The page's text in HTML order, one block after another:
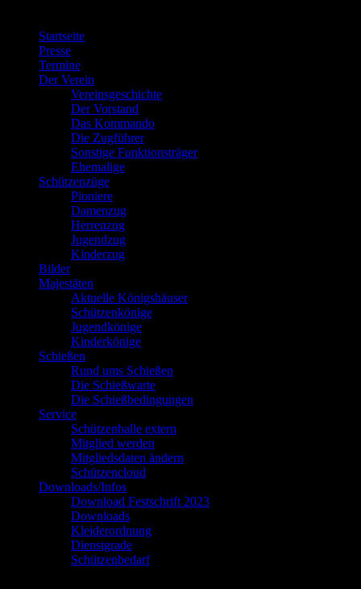
Startseite
Presse
Termine
Der Verein
Vereinsgeschichte
Der Vorstand
Das Kommando
Die Zugführer
Sonstige Funktionsträger
Ehemalige
Schützenzüge
Pioniere
Damenzug
Herrenzug
Jugendzug
Kinderzug
Bilder
Majestäten
Aktuelle Königshäuser
Schützenkönige
Jugendkönige
Kinderkönige
Schießen
Rund ums Schießen
Die Schießwarte
Die Schießbedingungen
Service
Schützenhalle extern
Mitglied werden
Mitgliedsdaten ändern
Schützencloud
Downloads/Infos
Download Festschrift 2023
Downloads
Kleiderordnung
Dienstgrade
Schützenbedarf